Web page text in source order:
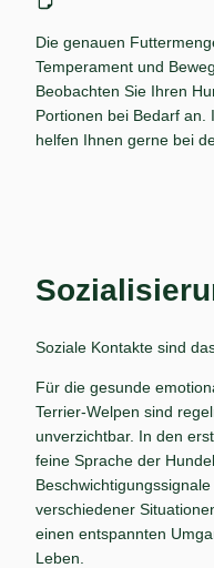
Die genauen
Temperament und
Beobachten Sie Ihren
Portionen bei Bedarf
helfen Ihnen gerne bei
Soziale Kontakte sind
Für die gesunde
Terrier-Welpen sind
unverzichtbar. In den
feine Sprache der
verschiedener
einen entspannten
Leben.